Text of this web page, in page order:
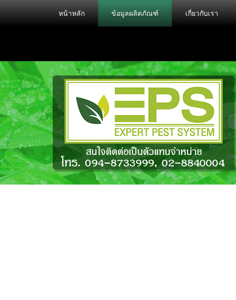
หน้าหลัก ข้อมูลผลิตภัณฑ์ เกี่ยวกับเรา